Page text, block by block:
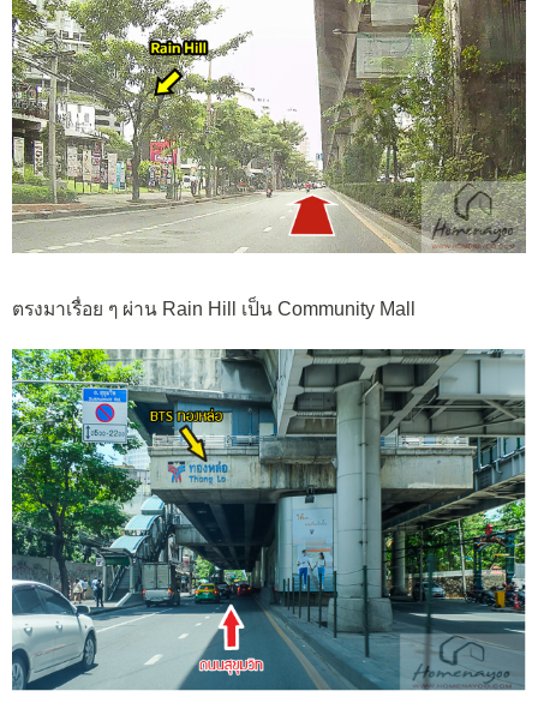
ตรงมาเรื่อย ๆ ผ่าน Rain Hill เป็น Community Mall